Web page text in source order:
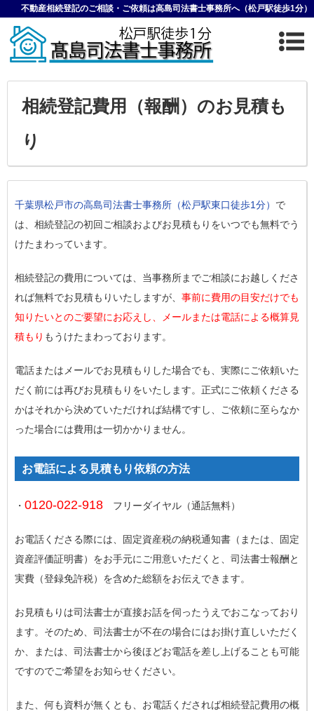
不動産相続登記のご相談・ご依頼は高島司法書士事務所へ（松戸駅徒歩1分）
相続登記費用（報酬）のお見積も
り
千葉県松戸市の高島司法書士事務所（松戸駅東口徒歩1分） で
は、相続登記の初回ご相談およびお見積もりをいつでも無料でう
けたまわっています。
相続登記の費用については、当事務所までご相談にお越しくださ
れば無料でお見積もりいたしますが、 事前に費用の目安だけでも
知りたいとのご要望にお応えし、メールまたは電話による概算見
積もり もうけたまわっております。
電話またはメールでお見積もりした場合でも、実際にご依頼いた
だく前には再びお見積もりをいたします。正式にご依頼くださる
かはそれから決めていただければ結構ですし、ご依頼に至らなか
った場合には費用は一切かかりません。
お電話による見積もり依頼の方法
・ 0120-022-918 フリーダイヤル（通話無料）
お電話くださる際には、固定資産税の納税通知書（または、固定
資産評価証明書）をお手元にご用意いただくと、司法書士報酬と
実費（登録免許税）を含めた総額をお伝えできます。
お見積もりは司法書士が直接お話を伺ったうえでおこなっており
ます。そのため、司法書士が不在の場合にはお掛け直しいただく
か、または、司法書士から後ほどお電話を差し上げることも可能
ですのでご希望をお知らせください。
また、何も資料が無くとも、お電話くだされば相続登記費用の概